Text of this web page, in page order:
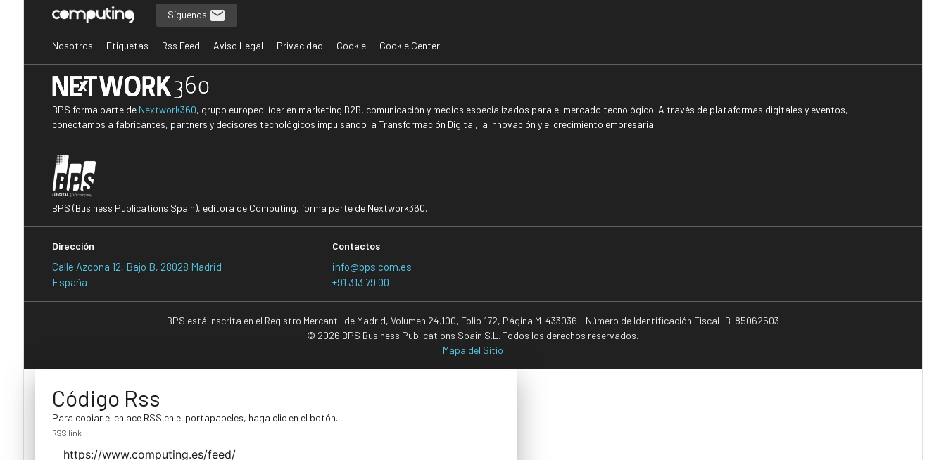
Síguenos
Nosotros Etiquetas Rss Feed Aviso Legal Privacidad Cookie Cookie Center
BPS forma parte de Nextwork360, grupo europeo líder en marketing B2B, comunicación y medios especializados para el mercado tecnológico. A través de plataformas digitales y eventos,
conectamos a fabricantes, partners y decisores tecnológicos impulsando la Transformación Digital, la Innovación y el crecimiento empresarial.
BPS (Business Publications Spain), editora de Computing, forma parte de Nextwork360.
Dirección
Calle Azcona 12, Bajo B, 28028 Madrid
España
Contactos
info@bps.com.es
+91 313 79 00
BPS está inscrita en el Registro Mercantil de Madrid, Volumen 24.100, Folio 172, Página M-433036 - Número de Identificación Fiscal: B-85062503
© 2026 BPS Business Publications Spain S.L. Todos los derechos reservados.
Mapa del Sitio
Código Rss
Para copiar el enlace RSS en el portapapeles, haga clic en el botón.
RSS link